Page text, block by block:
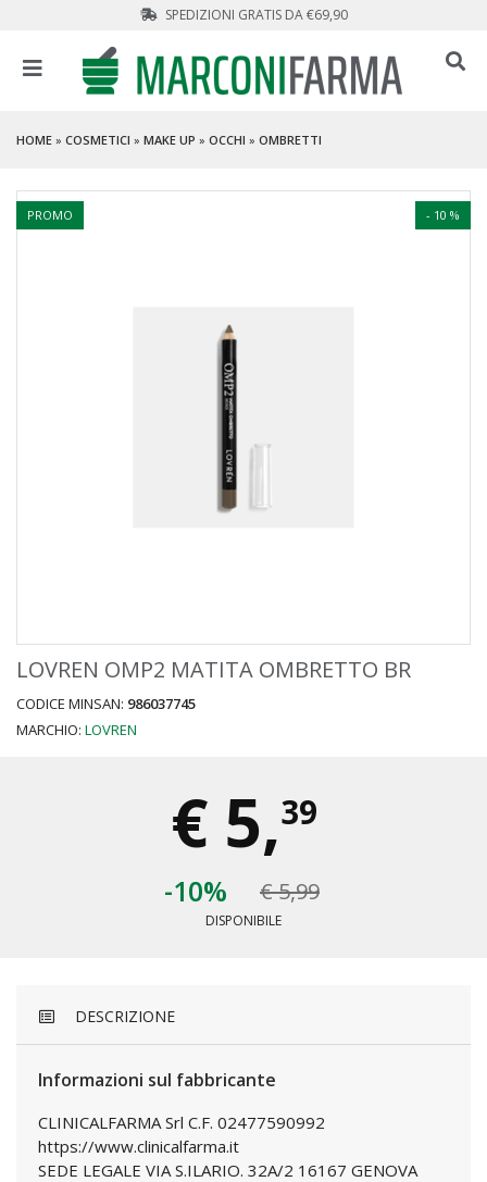
SPEDIZIONI GRATIS DA €69,90
HOME » COSMETICI » MAKE UP » OCCHI » OMBRETTI
- 10 %
PROMO
LOVREN OMP2 MATITA OMBRETTO BR
CODICE MINSAN: 986037745
MARCHIO: LOVREN
€ 5,39
-10% € 5,99
DISPONIBILE
DESCRIZIONE
Informazioni sul fabbricante
CLINICALFARMA Srl C.F. 02477590992
https://www.clinicalfarma.it
SEDE LEGALE VIA S.ILARIO. 32A/2 16167 GENOVA